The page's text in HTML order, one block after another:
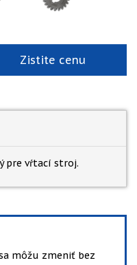
Zistite cenu
pre vŕtací stroj.
môžu zmeniť bez